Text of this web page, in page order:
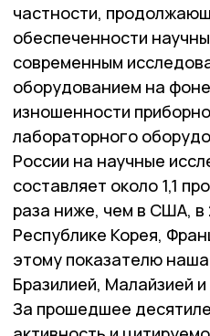
частности,
обеспеченности
современным
оборудованием на
изношенности
лабораторного
России на научные
составляет около 1,1
раза ниже, чем в США, в
Республике Корея,
этому показателю
Бразилией, Малайзией
За прошедшее